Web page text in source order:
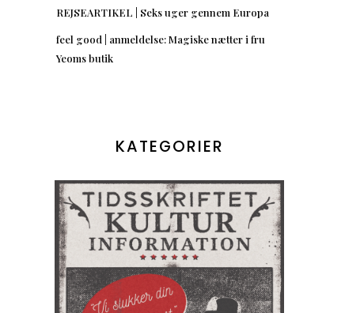
REJSEARTIKEL | Seks uger gennem Europa
feel good | anmeldelse: Magiske nætter i fru
Yeoms butik
KATEGORIER